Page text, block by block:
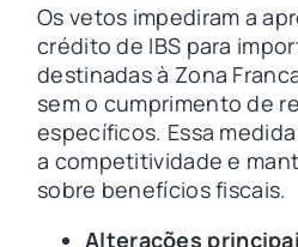
Os vetos impediram a
crédito de IBS para
destinadas à Zona
sem o cumprimento de
específicos. Essa
a competitividade e
sobre benefícios fiscais.
Alterações